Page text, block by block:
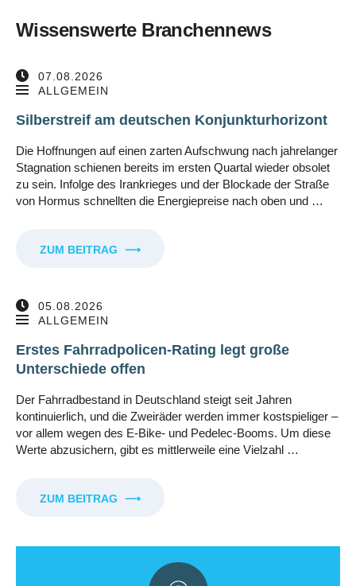
Wissenswerte Branchennews
07.08.2026
ALLGEMEIN
Silberstreif am deutschen Konjunkturhorizont
Die Hoffnungen auf einen zarten Aufschwung nach jahrelanger
Stagnation schienen bereits im ersten Quartal wieder obsolet
zu sein. Infolge des Irankrieges und der Blockade der Straße
von Hormus schnellten die Energiepreise nach oben und …
ZUM BEITRAG ⟶
05.08.2026
ALLGEMEIN
Erstes Fahrradpolicen-Rating legt große
Unterschiede offen
Der Fahrradbestand in Deutschland steigt seit Jahren
kontinuierlich, und die Zweiräder werden immer kostspieliger –
vor allem wegen des E-Bike- und Pedelec-Booms. Um diese
Werte abzusichern, gibt es mittlerweile eine Vielzahl …
ZUM BEITRAG ⟶